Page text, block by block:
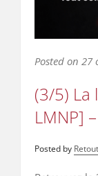
Posted on 27
(3/5) La
LMNP]
Posted by